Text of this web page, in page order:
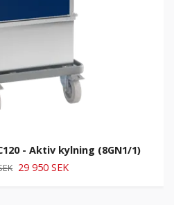
- Aktiv kylning (8GN1/1)
29 950 SEK